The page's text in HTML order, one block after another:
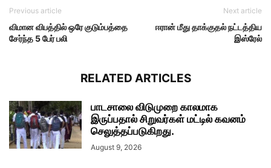
Previous article
விமான விபத்தில் ஒரே குடும்பத்தை
சேர்ந்த 5 பேர் பலி
Next article
ஈரான் மீது தாக்குதல் நட்டத்திய
இஸ்ரேல்
RELATED ARTICLES
பாடசாலை விடுமுறை காலமாக
இருப்பதால் சிறுவர்கள் மட்டில் கவனம்
செலுத்தப்படுகிறது.
August 9, 2026